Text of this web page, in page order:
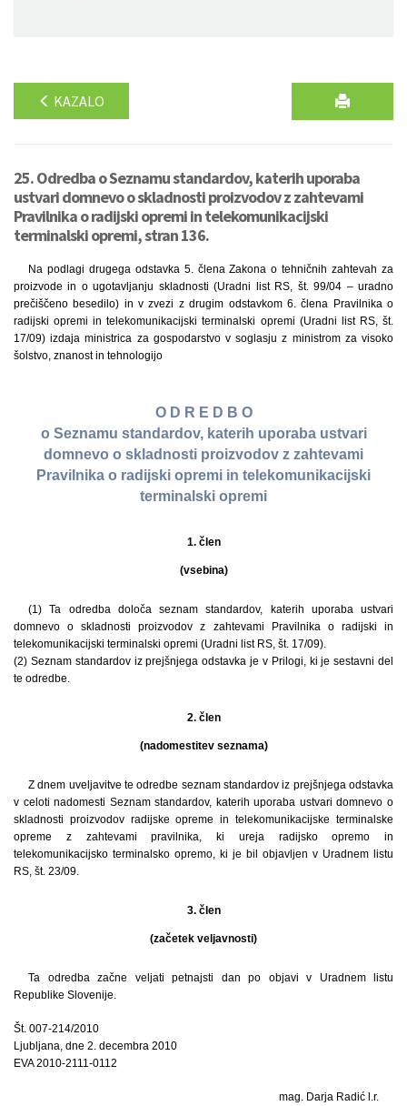
KAZALO
25. Odredba o Seznamu standardov, katerih uporaba
ustvari domnevo o skladnosti proizvodov z zahtevami
Pravilnika o radijski opremi in telekomunikacijski
terminalski opremi, stran 136.
Na podlagi drugega odstavka 5. člena Zakona o tehničnih zahtevah za
proizvode in o ugotavljanju skladnosti (Uradni list RS, št. 99/04 – uradno
prečiščeno besedilo) in v zvezi z drugim odstavkom 6. člena Pravilnika o
radijski opremi in telekomunikacijski terminalski opremi (Uradni list RS, št.
17/09) izdaja ministrica za gospodarstvo v soglasju z ministrom za visoko
šolstvo, znanost in tehnologijo
O D R E D B O
o Seznamu standardov, katerih uporaba ustvari
domnevo o skladnosti proizvodov z zahtevami
Pravilnika o radijski opremi in telekomunikacijski
terminalski opremi
1. člen
(vsebina)
(1) Ta odredba določa seznam standardov, katerih uporaba ustvari
domnevo o skladnosti proizvodov z zahtevami Pravilnika o radijski in
telekomunikacijski terminalski opremi (Uradni list RS, št. 17/09).
(2) Seznam standardov iz prejšnjega odstavka je v Prilogi, ki je sestavni del
te odredbe.
2. člen
(nadomestitev seznama)
Z dnem uveljavitve te odredbe seznam standardov iz prejšnjega odstavka
v celoti nadomesti Seznam standardov, katerih uporaba ustvari domnevo o
skladnosti proizvodov radijske opreme in telekomunikacijske terminalske
opreme z zahtevami pravilnika, ki ureja radijsko opremo in
telekomunikacijsko terminalsko opremo, ki je bil objavljen v Uradnem listu
RS, št. 23/09.
3. člen
(začetek veljavnosti)
Ta odredba začne veljati petnajsti dan po objavi v Uradnem listu
Republike Slovenije.
Št. 007-214/2010
Ljubljana, dne 2. decembra 2010
EVA 2010-2111-0112
mag. Darja Radić l.r.